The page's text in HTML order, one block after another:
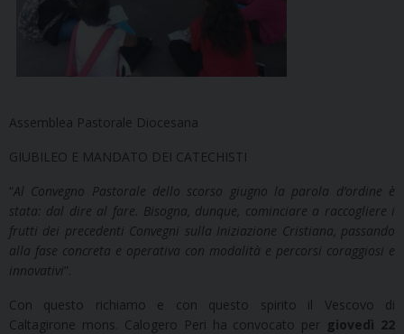
Assemblea Pastorale Diocesana
GIUBILEO E MANDATO DEI CATECHISTI
“Al Convegno Pastorale dello scorso giugno la parola d’ordine è
stata: dal dire al fare. Bisogna, dunque, cominciare a raccogliere i
frutti dei precedenti Convegni sulla Iniziazione Cristiana, passando
alla fase concreta e operativa con modalità e percorsi coraggiosi e
innovativi”.
Con questo richiamo e con questo spirito il Vescovo di
Caltagirone mons. Calogero Peri ha convocato per giovedì 22